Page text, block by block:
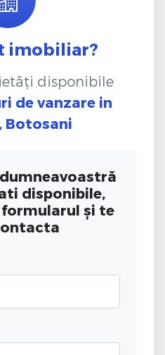
imobiliar?
disponibile
de vanzare in
Botosani
disponibile,
și te